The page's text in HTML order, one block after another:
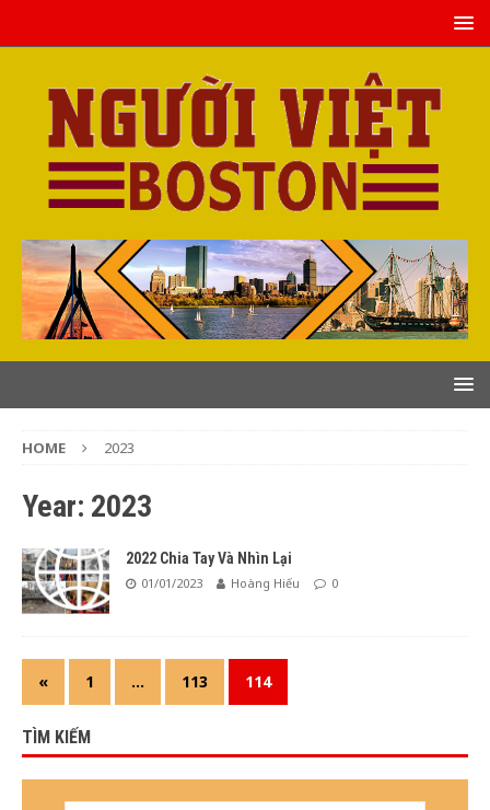
HOME 2023
Year: 2023
2022 Chia Tay Và Nhìn Lại
01/01/2023 Hoàng Hiếu 0
« 1 … 113 114
TÌM KIẾM